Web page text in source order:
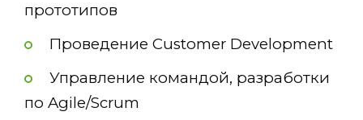
прототипов
Проведение Customer Development
Управление командой, разработки
по Agile/Scrum